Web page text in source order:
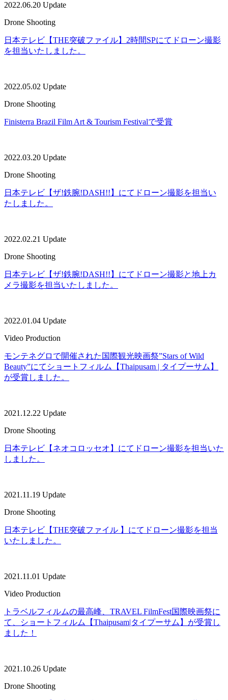
2022.06.20 Update
Drone Shooting
日本テレビ【THE突破ファイル】2時間SPにてドローン撮影
を担当いたしました。
2022.05.02 Update
Drone Shooting
Finisterra Brazil Film Art & Tourism Festivalで受賞
2022.03.20 Update
Drone Shooting
日本テレビ【ザ!鉄腕!DASH!!】にてドローン撮影を担当い
たしました。
2022.02.21 Update
Drone Shooting
日本テレビ【ザ!鉄腕!DASH!!】にてドローン撮影と地上カ
メラ撮影を担当いたしました。
2022.01.04 Update
Video Production
モンテネグロで開催された国際観光映画祭”Stars of Wild
Beauty”にてショートフィルム【Thaipusam | タイプーサム】
が受賞しました。
2021.12.22 Update
Drone Shooting
日本テレビ【ネオコロッセオ】にてドローン撮影を担当いた
しました。
2021.11.19 Update
Drone Shooting
日本テレビ【THE突破ファイル 】にてドローン撮影を担当
いたしました。
2021.11.01 Update
Video Production
トラベルフィルムの最高峰、TRAVEL FilmFest国際映画祭に
て、ショートフィルム【Thaipusam|タイプーサム】が受賞し
ました！
2021.10.26 Update
Drone Shooting